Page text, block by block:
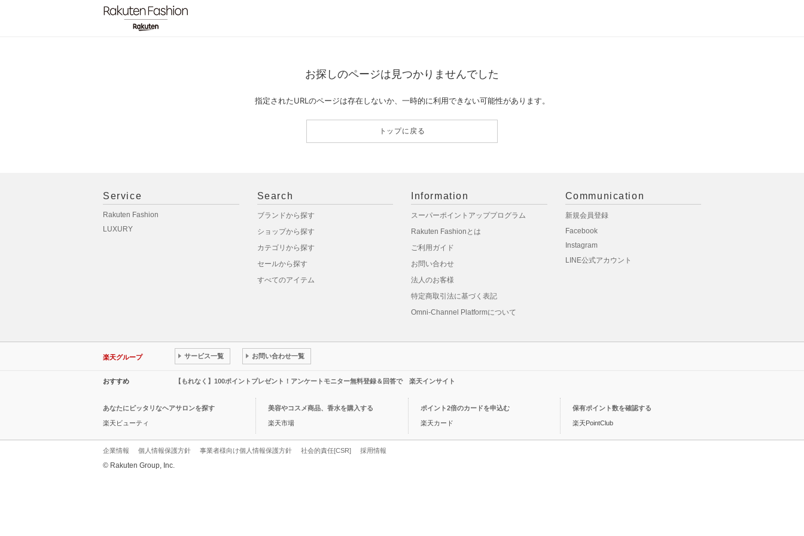
お探しのページは見つかりませんでした
指定されたURLのページは存在しないか、一時的に利用できない可能性があります。
トップに戻る
Service
Rakuten Fashion
LUXURY
Search
ブランドから探す
ショップから探す
カテゴリから探す
セールから探す
すべてのアイテム
Information
スーパーポイントアッププログラム
Rakuten Fashionとは
ご利用ガイド
お問い合わせ
法人のお客様
特定商取引法に基づく表記
Omni-Channel Platformについて
Communication
新規会員登録
Facebook
Instagram
LINE公式アカウント
楽天グループ サービス一覧 お問い合わせ一覧
おすすめ 【もれなく】100ポイントプレゼント！アンケートモニター無料登録＆回答で 楽天インサイト
あなたにピッタリなヘアサロンを探す
楽天ビューティ
美容やコスメ商品、香水を購入する
楽天市場
ポイント2倍のカードを申込む
楽天カード
保有ポイント数を確認する
楽天PointClub
企業情報 個人情報保護方針 事業者様向け個人情報保護方針 社会的責任[CSR] 採用情報
© Rakuten Group, Inc.